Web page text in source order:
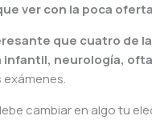
ver con la poca
que cuatro de
infantil, neurología,
cambiar en algo tu